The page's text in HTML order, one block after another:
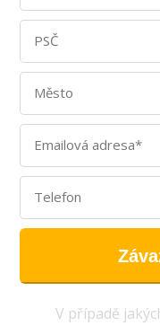
V případě